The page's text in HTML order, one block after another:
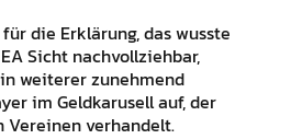
die Erklärung, das wusste
Sicht nachvollziehbar,
weiterer zunehmend
im Geldkarusell auf, der
verhandelt.